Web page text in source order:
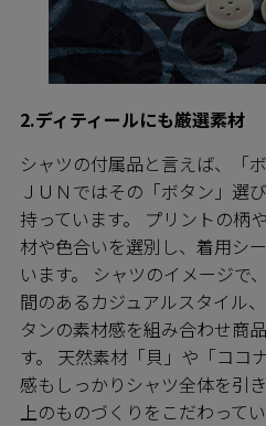
2.ディティールにも厳選素材
シャツの付属品と言えば、「
ＪＵＮではその「ボタン」選
持っています。 プリントの柄
材や色合いを選別し、着用シ
います。 シャツのイメージで
間のあるカジュアルスタイル
タンの素材感を組み合わせ商
す。 天然素材「貝」や「ココ
感もしっかりシャツ全体を引
上のものづくりをこだわってい